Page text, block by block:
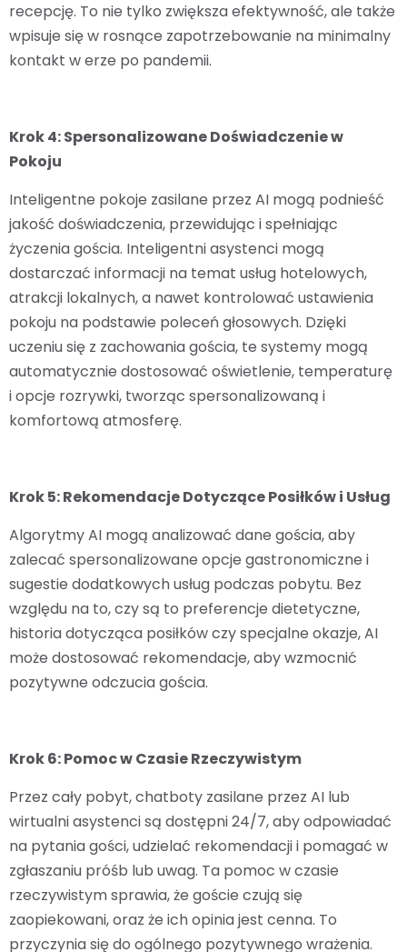
recepcję. To nie tylko zwiększa efektywność, ale także
wpisuje się w rosnące zapotrzebowanie na minimalny
kontakt w erze po pandemii.
Krok 4: Spersonalizowane Doświadczenie w
Pokoju
Inteligentne pokoje zasilane przez AI mogą podnieść
jakość doświadczenia, przewidując i spełniając
życzenia gościa. Inteligentni asystenci mogą
dostarczać informacji na temat usług hotelowych,
atrakcji lokalnych, a nawet kontrolować ustawienia
pokoju na podstawie poleceń głosowych. Dzięki
uczeniu się z zachowania gościa, te systemy mogą
automatycznie dostosować oświetlenie, temperaturę
i opcje rozrywki, tworząc spersonalizowaną i
komfortową atmosferę.
Krok 5: Rekomendacje Dotyczące Posiłków i Usług
Algorytmy AI mogą analizować dane gościa, aby
zalecać spersonalizowane opcje gastronomiczne i
sugestie dodatkowych usług podczas pobytu. Bez
względu na to, czy są to preferencje dietetyczne,
historia dotycząca posiłków czy specjalne okazje, AI
może dostosować rekomendacje, aby wzmocnić
pozytywne odczucia gościa.
Krok 6: Pomoc w Czasie Rzeczywistym
Przez cały pobyt, chatboty zasilane przez AI lub
wirtualni asystenci są dostępni 24/7, aby odpowiadać
na pytania gości, udzielać rekomendacji i pomagać w
zgłaszaniu próśb lub uwag. Ta pomoc w czasie
rzeczywistym sprawia, że goście czują się
zaopiekowani, oraz że ich opinia jest cenna. To
przyczynia się do ogólnego pozytywnego wrażenia.